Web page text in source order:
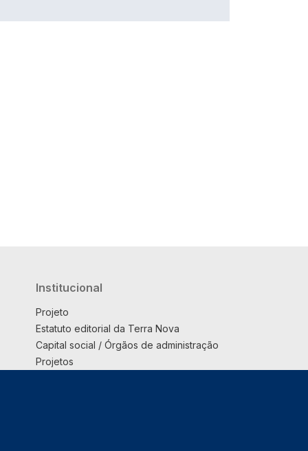
Institucional
Projeto
Estatuto editorial da Terra Nova
Capital social / Órgãos de administração
Projetos